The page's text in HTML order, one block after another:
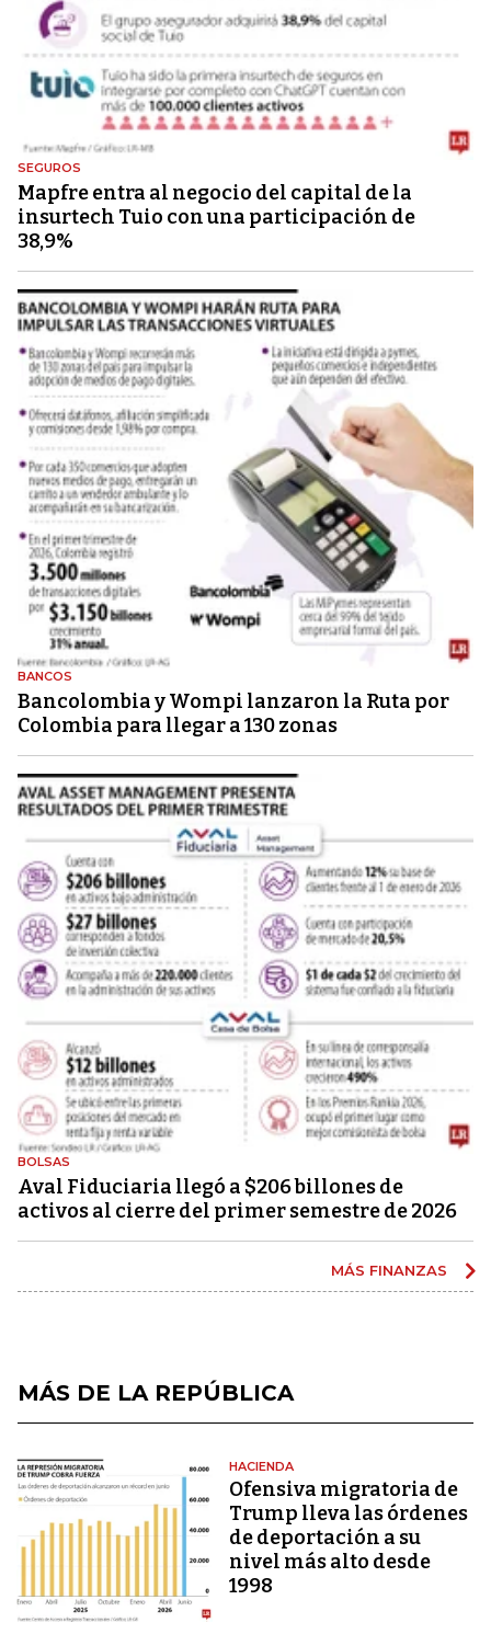
SEGUROS
Mapfre entra al negocio del capital de la
insurtech Tuio con una participación de
38,9%
BANCOS
Bancolombia y Wompi lanzaron la Ruta por
Colombia para llegar a 130 zonas
BOLSAS
Aval Fiduciaria llegó a $206 billones de
activos al cierre del primer semestre de 2026
MÁS FINANZAS
MÁS DE LA REPÚBLICA
HACIENDA
Ofensiva migratoria de
Trump lleva las órdenes
de deportación a su
nivel más alto desde
1998